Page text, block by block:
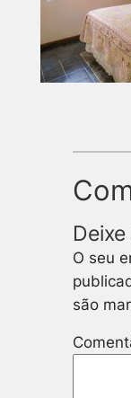
O seu
são